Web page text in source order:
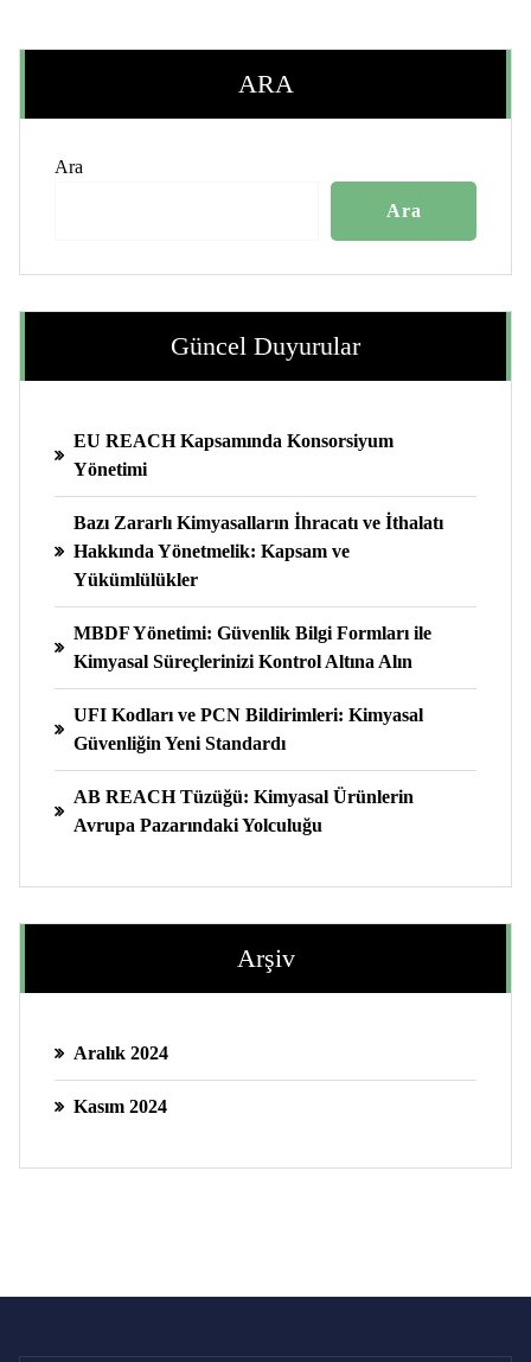
ARA
Ara
Ara
Güncel Duyurular
EU REACH Kapsamında Konsorsiyum
Yönetimi
Bazı Zararlı Kimyasalların İhracatı ve İthalatı
Hakkında Yönetmelik: Kapsam ve
Yükümlülükler
MBDF Yönetimi: Güvenlik Bilgi Formları ile
Kimyasal Süreçlerinizi Kontrol Altına Alın
UFI Kodları ve PCN Bildirimleri: Kimyasal
Güvenliğin Yeni Standardı
AB REACH Tüzüğü: Kimyasal Ürünlerin
Avrupa Pazarındaki Yolculuğu
Arşiv
Aralık 2024
Kasım 2024